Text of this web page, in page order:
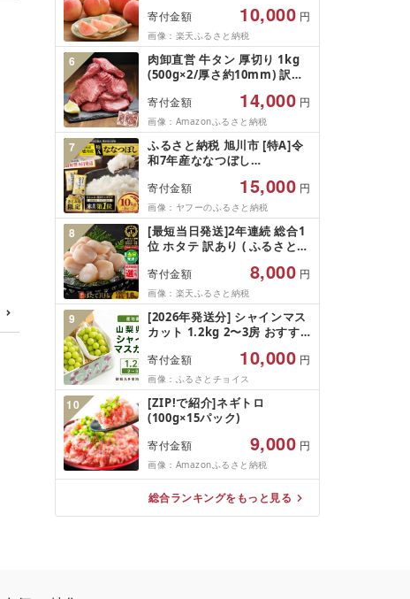
ツ 秀品 のし 贈答 ギフト おす
そ分け 期間限定 冷蔵便 送料
無料 産地直送 お取り寄せ [ 山
形県 天童市 ]
寄付金額 10,000 円
画像：楽天ふるさと納税
6
肉卸直営 牛タン 厚切り 1kg
(500g×2/厚さ約10mm) 訳あ
ライス 業務用 バーベキュー
BBQ おつまみ ギフト お祝い
お中元 夏ギフト
寄付金額 14,000 円
画像：Amazonふるさと納税
7
ふるさと納税 旭川市 [特A]令
和7年産ななつぼし
お米[さとふる限定]_05957
寄付金額 15,000 円
画像：ヤフーのふるさと納税
8
[最短当日発送]2年連続 総合1
位 ホタテ 訳あり ( ふるさと納
り 帆立 ふるさと わけあり ホ
タテ貝柱 貝 人気 不揃い 刺身
規格外 魚介 ランキング 海鮮
冷凍 発送時期が選べる 北海道
別海町 )(クラウドファンディ
ング対象)
寄付金額 8,000 円
画像：楽天ふるさと納税
9
[2026年発送分] シャインマス
カット 1.2kg 2〜3房 おすす
ーツ ブドウ 果物 ぶどう シャ
イン マスカット くだもの お
届け 国産 葡萄 贈答 新鮮
寄付金額 10,000 円
画像：ふるさとチョイス
10
[ZIP!で紹介]ネギトロ
(100g×15パック)
寄付金額 9,000 円
画像：Amazonふるさと納税
総合ランキングをもっと見る